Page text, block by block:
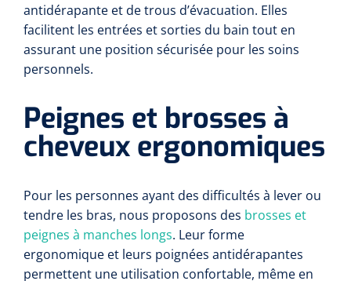
antidérapante et de trous d’évacuation. Elles
facilitent les entrées et sorties du bain tout en
assurant une position sécurisée pour les soins
personnels.
Peignes et brosses à
cheveux ergonomiques
Pour les personnes ayant des difficultés à lever ou
tendre les bras, nous proposons des brosses et
peignes à manches longs. Leur forme
ergonomique et leurs poignées antidérapantes
permettent une utilisation confortable, même en